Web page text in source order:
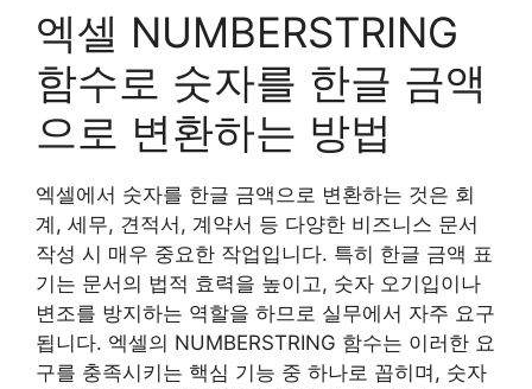
엑셀 NUMBERSTRING
함수로 숫자를 한글 금액
으로 변환하는 방법
엑셀에서 숫자를 한글 금액으로 변환하는 것은 회
계, 세무, 견적서, 계약서 등 다양한 비즈니스 문서
작성 시 매우 중요한 작업입니다. 특히 한글 금액 표
기는 문서의 법적 효력을 높이고, 숫자 오기입이나
변조를 방지하는 역할을 하므로 실무에서 자주 요구
됩니다. 엑셀의 NUMBERSTRING 함수는 이러한 요
구를 충족시키는 핵심 기능 중 하나로 꼽히며, 숫자